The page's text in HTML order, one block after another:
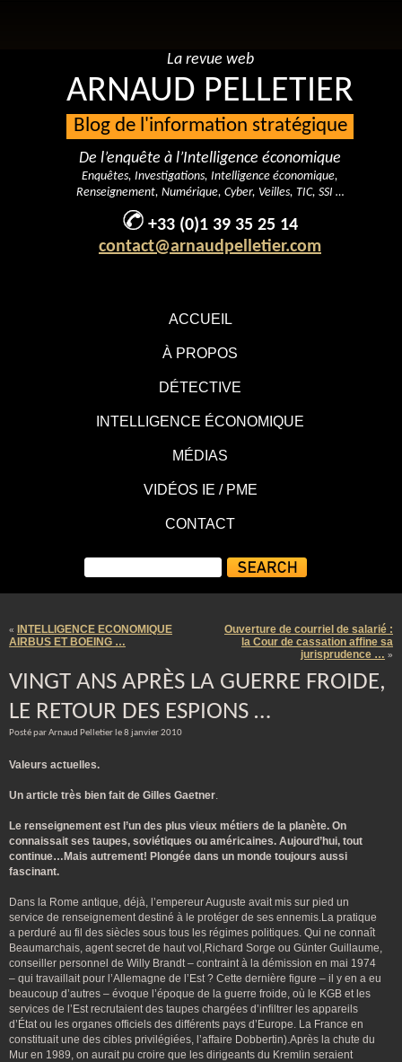
ACCUEIL
À PROPOS
DÉTECTIVE
INTELLIGENCE ÉCONOMIQUE
MÉDIAS
VIDÉOS IE / PME
CONTACT
La revue web
ARNAUD PELLETIER
Blog de l'information stratégique
De l’enquête à l’Intelligence économique
Enquêtes, Investigations, Intelligence économique,
Renseignement, Numérique, Cyber, Veilles, TIC, SSI …
+33 (0)1 39 35 25 14
contact@arnaudpelletier.com
«
INTELLIGENCE ECONOMIQUE
AIRBUS ET BOEING …
Ouverture de courriel de salarié :
la Cour de cassation affine sa
jurisprudence … »
VINGT ANS APRÈS LA GUERRE FROIDE,
LE RETOUR DES ESPIONS …
Posté par Arnaud Pelletier le 8 janvier 2010
Valeurs actuelles.
Un article très bien fait de Gilles Gaetner.
Le renseignement est l’un des plus vieux métiers de la planète. On
connaissait ses taupes, soviétiques ou américaines. Aujourd’hui, tout
continue…Mais autrement! Plongée dans un monde toujours aussi
fascinant.
Dans la Rome antique, déjà, l’empereur Auguste avait mis sur pied un
service de renseignement destiné à le protéger de ses ennemis.La pratique
a perduré au fil des siècles sous tous les régimes politiques. Qui ne connaît
Beaumarchais, agent secret de haut vol,Richard Sorge ou Günter Guillaume,
conseiller personnel de Willy Brandt – contraint à la démission en mai 1974
– qui travaillait pour l’Allemagne de l’Est ? Cette dernière figure – il y en a eu
beaucoup d’autres – évoque l’époque de la guerre froide, où le KGB et les
services de l’Est recrutaient des taupes chargées d’infiltrer les appareils
d’État ou les organes officiels des différents pays d’Europe. La France en
constituait une des cibles privilégiées, l’affaire Dobbertin).Après la chute du
Mur en 1989, on aurait pu croire que les dirigeants du Kremlin seraient